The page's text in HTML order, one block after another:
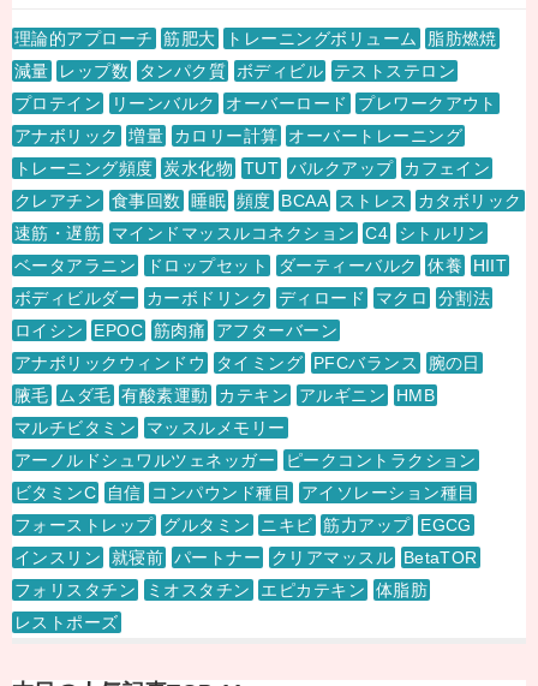
理論的アプローチ 筋肥大 トレーニングボリューム
脂肪燃焼
減量
レップ数 タンパク質 ボディビル
テストステロン
プロテイン
リーンバルク オーバーロード
プレワークアウト
アナボリック
増量 カロリー計算
オーバートレーニング
トレーニング頻度
炭水化物 TUT バルクアップ カフェイン
クレアチン
食事回数 睡眠 頻度 BCAA ストレス
カタボリック
速筋・遅筋
マインドマッスルコネクション C4
シトルリン
ベータアラニン
ドロップセット ダーティーバルク 休養
HIIT
ボディビルダー
カーボドリンク ディロード マクロ
分割法
ロイシン
EPOC 筋肉痛
アフターバーン
アナボリックウィンドウ
タイミング PFCバランス
腕の日
腋毛
ムダ毛 有酸素運動 カテキン アルギニン
HMB
マルチビタミン
マッスルメモリー
アーノルドシュワルツェネッガー
ピークコントラクション
ビタミンC
自信 コンパウンド種目
アイソレーション種目
フォーストレップ グルタミン ニキビ 筋力アップ EGCG
インスリン
就寝前 パートナー クリアマッスル
BetaTOR
フォリスタチン
ミオスタチン エピカテキン
体脂肪
レストポーズ